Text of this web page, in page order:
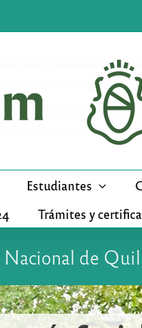
Estudiantes
Trámites y
Nacional de